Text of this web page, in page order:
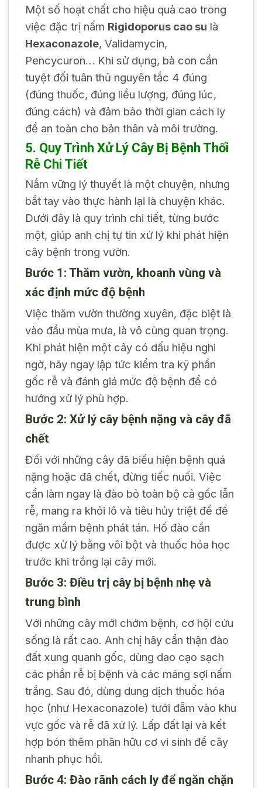
Một số hoạt chất cho hiệu quả cao trong
việc đặc trị nấm Rigidoporus cao su là
Hexaconazole, Validamycin,
Pencycuron… Khi sử dụng, bà con cần
tuyệt đối tuân thủ nguyên tắc 4 đúng
(đúng thuốc, đúng liều lượng, đúng lúc,
đúng cách) và đảm bảo thời gian cách ly
để an toàn cho bản thân và môi trường.
5. Quy Trình Xử Lý Cây Bị Bệnh Thối
Rễ Chi Tiết
Nắm vững lý thuyết là một chuyện, nhưng
bắt tay vào thực hành lại là chuyện khác.
Dưới đây là quy trình chi tiết, từng bước
một, giúp anh chị tự tin xử lý khi phát hiện
cây bệnh trong vườn.
Bước 1: Thăm vườn, khoanh vùng và
xác định mức độ bệnh
Việc thăm vườn thường xuyên, đặc biệt là
vào đầu mùa mưa, là vô cùng quan trọng.
Khi phát hiện một cây có dấu hiệu nghi
ngờ, hãy ngay lập tức kiểm tra kỹ phần
gốc rễ và đánh giá mức độ bệnh để có
hướng xử lý phù hợp.
Bước 2: Xử lý cây bệnh nặng và cây đã
chết
Đối với những cây đã biểu hiện bệnh quá
nặng hoặc đã chết, đừng tiếc nuối. Việc
cần làm ngay là đào bỏ toàn bộ cả gốc lẫn
rễ, mang ra khỏi lô và tiêu hủy triệt để để
ngăn mầm bệnh phát tán. Hố đào cần
được xử lý bằng vôi bột và thuốc hóa học
trước khi trồng lại cây mới.
Bước 3: Điều trị cây bị bệnh nhẹ và
trung bình
Với những cây mới chớm bệnh, cơ hội cứu
sống là rất cao. Anh chị hãy cẩn thận đào
đất xung quanh gốc, dùng dao cạo sạch
các phần rễ bị bệnh và các mảng sợi nấm
trắng. Sau đó, dùng dung dịch thuốc hóa
học (như Hexaconazole) tưới đẫm vào khu
vực gốc và rễ đã xử lý. Lấp đất lại và kết
hợp bón thêm phân hữu cơ vi sinh để cây
nhanh phục hồi.
Bước 4: Đào rãnh cách ly để ngăn chặn